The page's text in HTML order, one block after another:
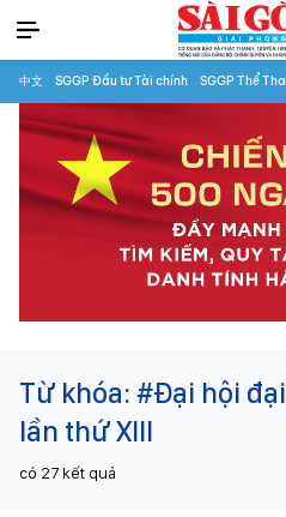
中文 SGGP Đầu tư Tài chính SGGP Thể
Từ khóa: #Đại hội
lần thứ XIII
có 27 kết quả